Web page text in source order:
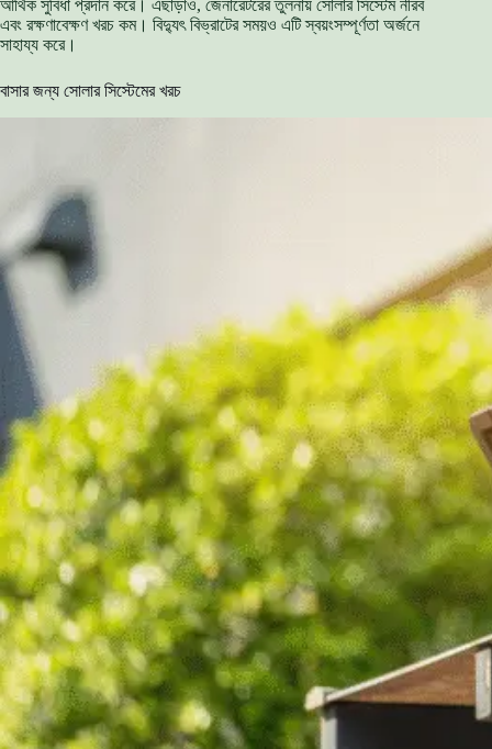
আর্থিক সুবিধা প্রদান করে। এছাড়াও, জেনারেটরের তুলনায় সোলার সিস্টেম নীরব
এবং রক্ষণাবেক্ষণ খরচ কম। বিদ্যুৎ বিভ্রাটের সময়ও এটি স্বয়ংসম্পূর্ণতা অর্জনে
সাহায্য করে।
বাসার জন্য সোলার সিস্টেমের খরচ